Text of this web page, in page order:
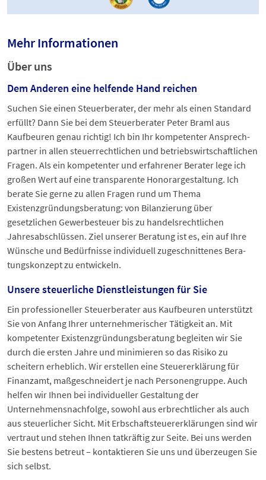
Mehr Informationen
Über uns
Dem Anderen eine helfende Hand reichen
Suchen Sie einen Steuerberater, der mehr als einen Standard
erfüllt? Dann Sie bei dem Steuerberater Peter Braml aus
Kaufbeuren genau richtig! Ich bin Ihr kompetenter An­sprech­
part­ner in allen steuerrechtlichen und be­triebs­wirt­schaft­li­chen
Fragen. Als ein kompetenter und erfahrener Berater lege ich
großen Wert auf eine transparente Honorargestaltung. Ich
berate Sie gerne zu allen Fragen rund um Thema
Existenzgründungsberatung: von Bilanzierung über
gesetzlichen Gewerbesteuer bis zu handelsrechtlichen
Jahresabschlüssen. Ziel unserer Beratung ist es, ein auf Ihre
Wünsche und Bedürfnisse in­di­vi­duell zugeschnittenes Be­ra­
tungs­kon­zept zu entwickeln.
Unsere steuerliche Dienstleistungen für Sie
Ein professioneller Steuerberater aus Kaufbeuren unterstützt
Sie von Anfang Ihrer unternehmerischer Tätigkeit an. Mit
kompetenter Existenzgründungsberatung begleiten wir Sie
durch die ersten Jahre und minimieren so das Risiko zu
scheitern erheblich. Wir erstellen eine Steuererklärung für
Finanzamt, maßgeschneidert je nach Personengruppe. Auch
helfen wir Ihnen bei individueller Gestaltung der
Unternehmensnachfolge, sowohl aus erbrechtlicher als auch
aus steuerlicher Sicht. Mit Erbschaftsteuererklärungen sind wir
vertraut und stehen Ihnen tatkräftig zur Seite. Bei uns werden
Sie bestens betreut – kontaktieren Sie uns und überzeugen Sie
sich selbst.